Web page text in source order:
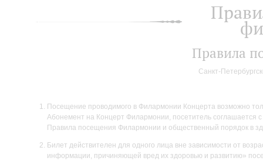
Правила
Санкт-
Посещение проводимого в Филармонии Концерта возможно
Абонемент на Концерт Филармонии, посетитель
Правила посещения Филармонии и общественный порядок в
Билет действителен для одного лица вне зависимости от
информации, причиняющей вред их здоровью и развитию»